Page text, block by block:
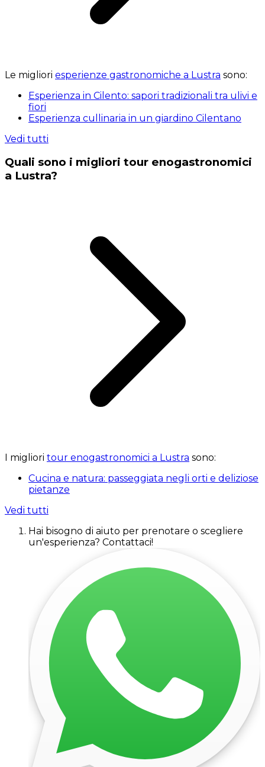
Le migliori esperienze gastronomiche a Lustra sono:
Esperienza in Cilento: sapori tradizionali tra ulivi e
fiori
Esperienza cullinaria in un giardino Cilentano
Vedi tutti
Quali sono i migliori tour enogastronomici
a Lustra?
I migliori tour enogastronomici a Lustra sono:
Cucina e natura: passeggiata negli orti e deliziose
pietanze
Vedi tutti
Hai bisogno di aiuto per prenotare o scegliere
un'esperienza? Contattaci!